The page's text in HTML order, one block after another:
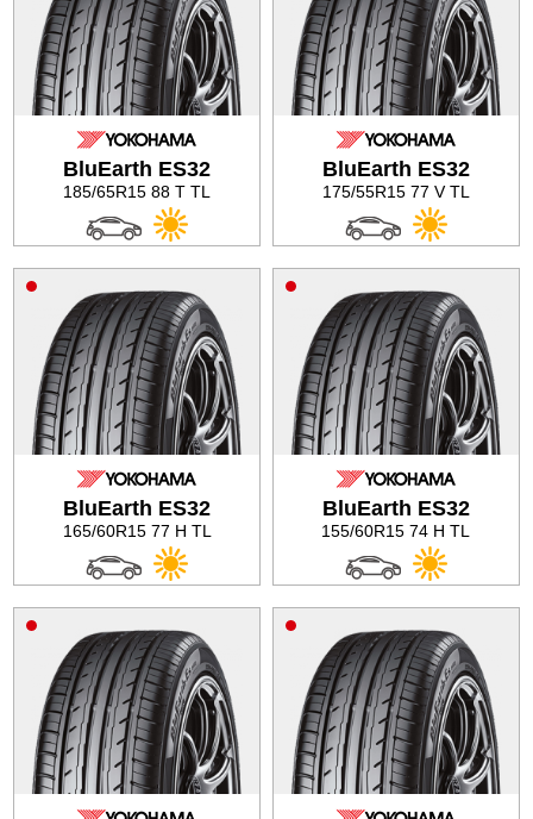
BluEarth ES32
185/65R15 88 T TL
BluEarth ES32
175/55R15 77 V TL
BluEarth ES32
165/60R15 77 H TL
BluEarth ES32
155/60R15 74 H TL